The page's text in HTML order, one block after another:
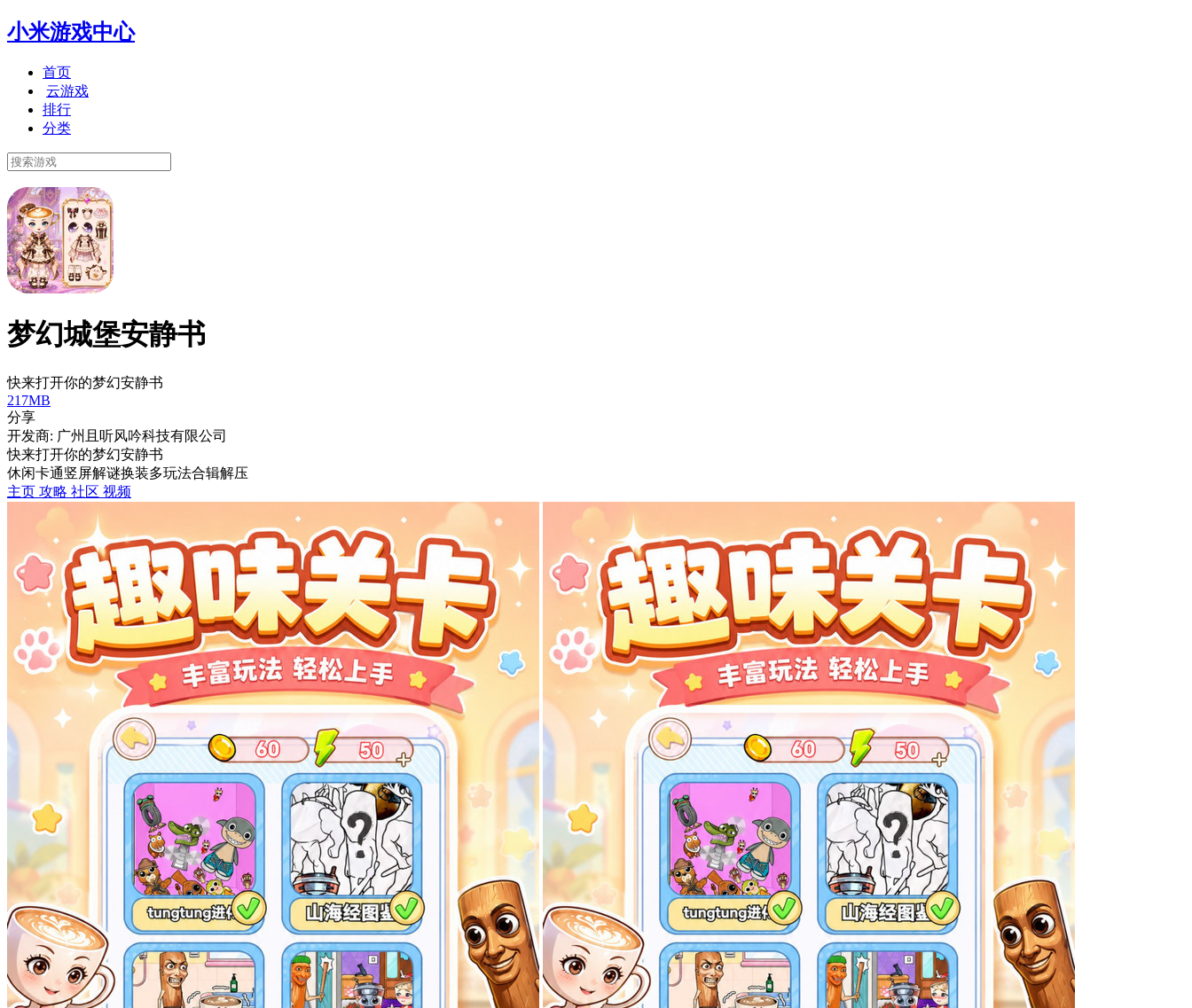
小米游戏中心
首页
云游戏
排行
分类
梦幻城堡安静书
快来打开你的梦幻安静书
217MB
分享
开发商: 广州且听风吟科技有限公司
快来打开你的梦幻安静书
休闲卡通竖屏解谜换装多玩法合辑解压
主页 攻略 社区 视频